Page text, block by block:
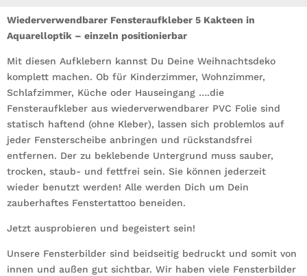
Kinderzimmer
Kind
Geschenk
Menge
Wiederverwendbarer Fensteraufkleber 5 Kakteen in
Aquarelloptik – einzeln positionierbar
Mit diesen Aufklebern kannst Du Deine Weihnachtsdeko
komplett machen. Ob für Kinderzimmer, Wohnzimmer,
Schlafzimmer, Küche oder Hauseingang ….die
Fensteraufkleber aus wiederverwendbarer PVC Folie sind
statisch haftend (ohne Kleber), lassen sich problemlos auf
jeder Fensterscheibe anbringen und rückstandsfrei
entfernen. Der zu beklebende Untergrund muss sauber,
trocken, staub- und fettfrei sein. Sie können jederzeit
wieder benutzt werden! Alle werden Dich um Dein
zauberhaftes Fenstertattoo beneiden.
Jetzt ausprobieren und begeistert sein!
Unsere Fensterbilder sind beidseitig bedruckt und somit von
innen und außen gut sichtbar. Wir haben viele Fensterbilder